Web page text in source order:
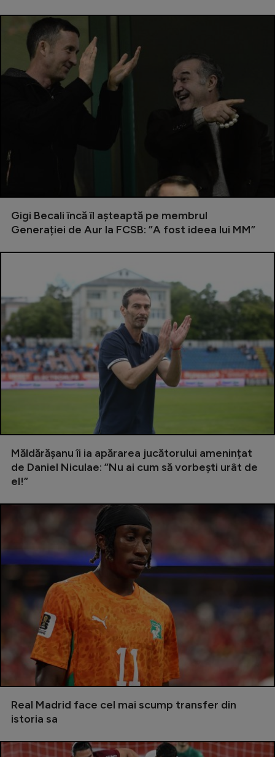
Auto
Rugby
Ciclism
Alte sporturi
JO 2024
Creează cont
Gigi Becali încă îl așteaptă pe membrul
Generației de Aur la FCSB: ”A fost ideea lui MM”
Măldărășanu îi ia apărarea jucătorului amenințat
de Daniel Niculae: ”Nu ai cum să vorbești urât de
el!”
Real Madrid face cel mai scump transfer din
istoria sa